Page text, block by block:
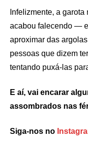
Infelizmente, a
acabou falecendo —
aproximar das
pessoas que dizem
tentando puxá-las
E aí, vai encarar
assombrados nas
Siga-nos no